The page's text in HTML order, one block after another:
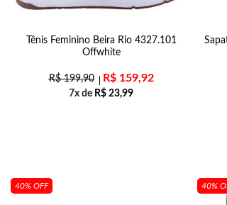
Tênis Feminino Beira Rio 4327.101
Offwhite
R$199,90 R$159,92
7x de R$ 23,99
40% OFF 40%